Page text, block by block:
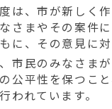
は、市が新しく
さまやその案件
に、その意見に
市民のみなさま
公平性を保つこ
われています。